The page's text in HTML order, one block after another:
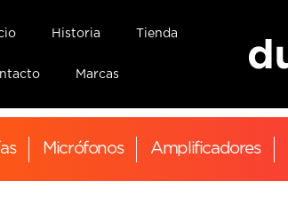
Historia Tienda
Marcas
Micrófonos Amplificadores